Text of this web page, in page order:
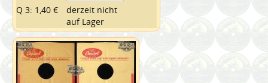
Q 3: 1,40 €
derzeit nicht
auf Lager